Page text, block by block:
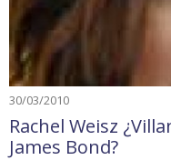
30/03/2010
Rachel Weisz
James Bond?